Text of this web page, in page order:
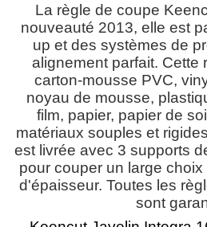
La règle de coupe
nouveauté 2013, elle est
up et des systèmes de
alignement parfait. Cette
carton-mousse PVC,
noyau de mousse,
film, papier, papier de
matériaux souples et
est livrée avec 3 supports
pour couper un large
d'épaisseur. Toutes les
sont